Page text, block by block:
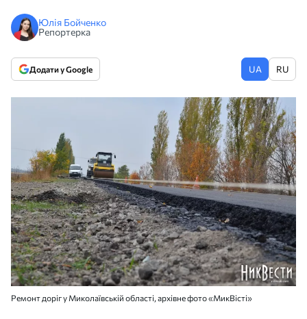
Юлія Бойченко
Репортерка
Додати у Google UA RU
Ремонт доріг у Миколаївській області, архівне фото «МикВісті»